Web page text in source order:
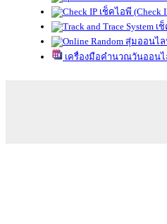
เช็คไอพี (Check
เ
สุ่มออนไ
เครื่องมือคำนวณวันออน